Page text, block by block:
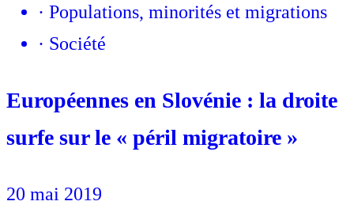
· Populations, minorités et migrations
· Société
Européennes en Slovénie : la droite
surfe sur le « péril migratoire »
20 mai 2019